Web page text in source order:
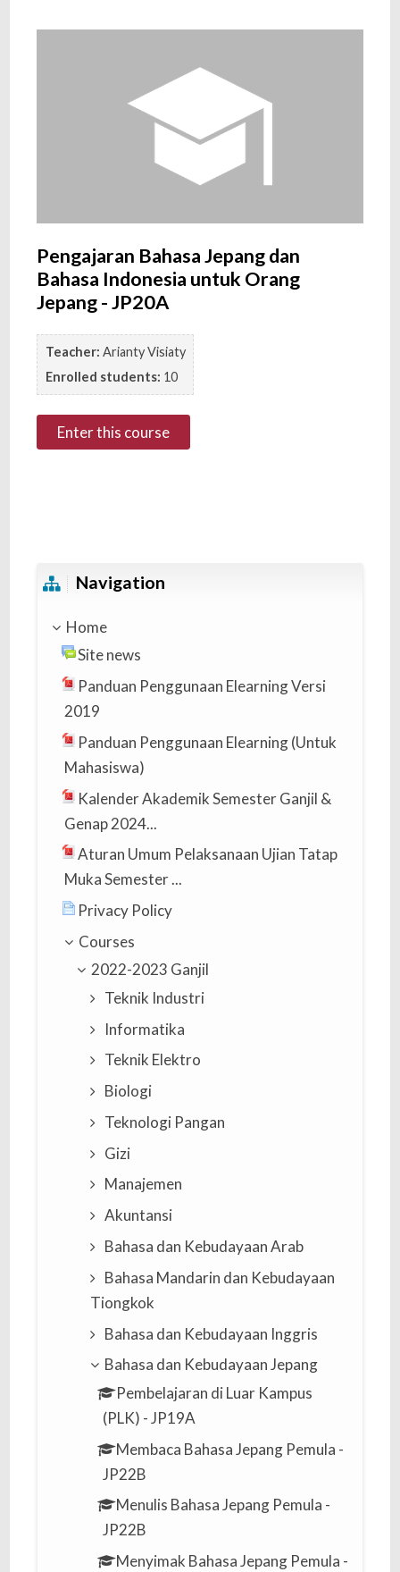
Pengajaran Bahasa Jepang dan
Bahasa Indonesia untuk Orang
Jepang - JP20A
Teacher: Arianty Visiaty
Enrolled students: 10
Enter this course
Skip Navigation
Navigation
Home
Site news
Panduan Penggunaan Elearning Versi
2019
Panduan Penggunaan Elearning (Untuk
Mahasiswa)
Kalender Akademik Semester Ganjil &
Genap 2024...
Aturan Umum Pelaksanaan Ujian Tatap
Muka Semester ...
Privacy Policy
Courses
2022-2023 Ganjil
Teknik Industri
Informatika
Teknik Elektro
Biologi
Teknologi Pangan
Gizi
Manajemen
Akuntansi
Bahasa dan Kebudayaan Arab
Bahasa Mandarin dan Kebudayaan
Tiongkok
Bahasa dan Kebudayaan Inggris
Bahasa dan Kebudayaan Jepang
Pembelajaran di Luar Kampus
(PLK) - JP19A
Membaca Bahasa Jepang Pemula -
JP22B
Menulis Bahasa Jepang Pemula -
JP22B
Menyimak Bahasa Jepang Pemula -